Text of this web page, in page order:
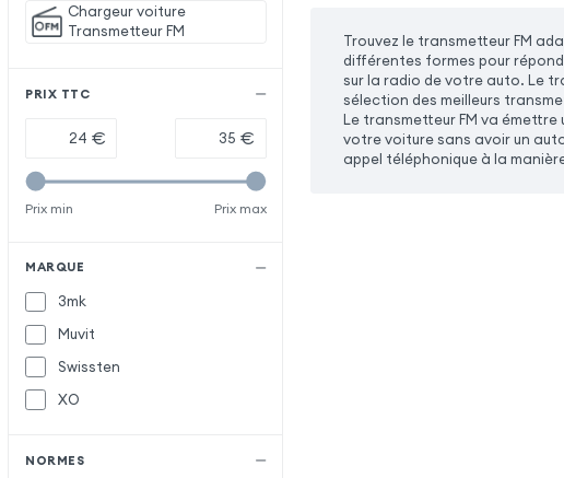
Chargeur voiture
Transmetteur FM
PRIX TTC
€ €
Prix min Prix max
MARQUE
3mk
Muvit
Swissten
XO
NORMES
Trouvez le transmetteur FM
différentes formes pour
sur la radio de votre auto. Le
sélection des meilleurs
Le transmetteur FM va
votre voiture sans avoir un
appel téléphonique à la